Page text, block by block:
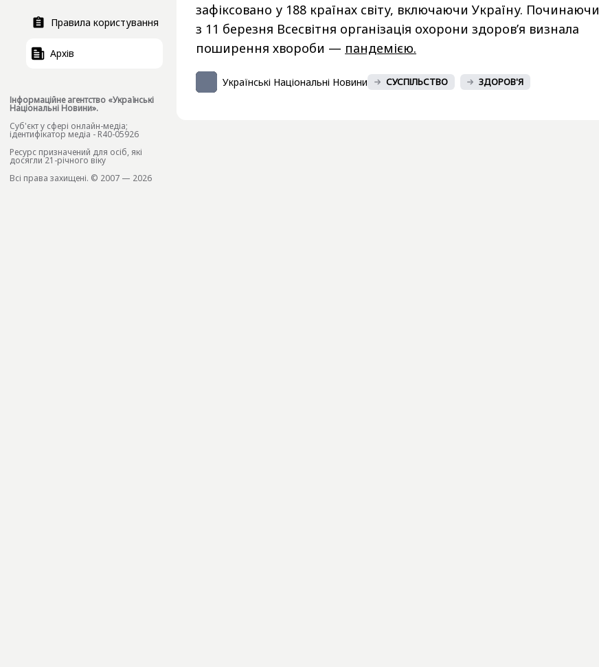
Правила користування
Архів
Інформаційне агентство «Українські
Національні Новини».
Cуб'єкт у сфері онлайн-медіа;
ідентифікатор медіа - R40-05926
Ресурс призначений для осіб, які
досягли 21-річного віку
Всі права захищені. © 2007 — 2026
зафіксовано у 188 країнах світу, включаючи Україну. Починаючи
з 11 березня Всесвітня організація охорони здоров’я визнала
поширення хвороби — пандемією.
Українські Національні Новини СУСПІЛЬСТВО ЗДОРОВ'Я